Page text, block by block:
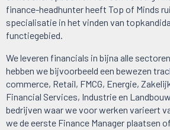
finance-headhunter heeft Top of Minds
specialisatie in het vinden van
functiegebied.
We leveren financials in bijna alle
hebben we bijvoorbeeld een bewezen
commerce, Retail, FMCG, Energie,
Financial Services, Industrie en
bedrijven waar we voor werken varieert
we de eerste Finance Manager plaatsen